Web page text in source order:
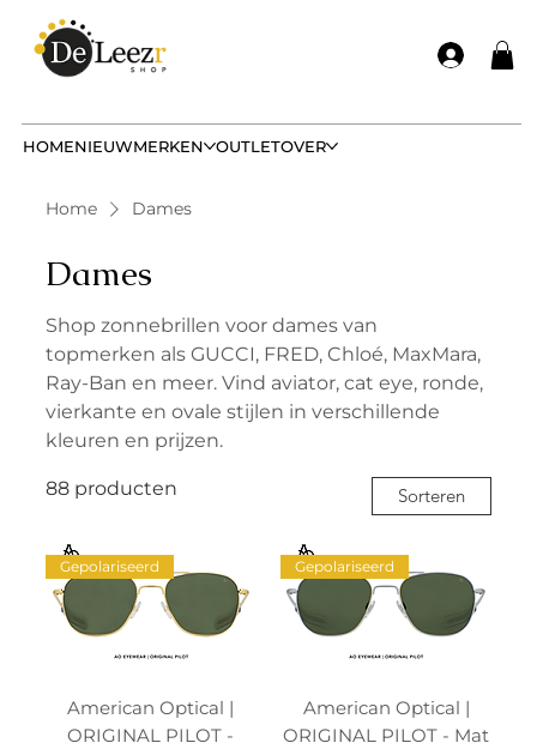
HOMENIEUWMERKEN OUTLETOVER
Home Dames
Dames
Shop zonnebrillen voor dames van
topmerken als GUCCI, FRED, Chloé, MaxMara,
Ray-Ban en meer. Vind aviator, cat eye, ronde,
vierkante en ovale stijlen in verschillende
kleuren en prijzen.
88 producten Sorteren
Gepolariseerd
American Optical |
ORIGINAL PILOT -
Gepolariseerd
American Optical |
ORIGINAL PILOT - Mat